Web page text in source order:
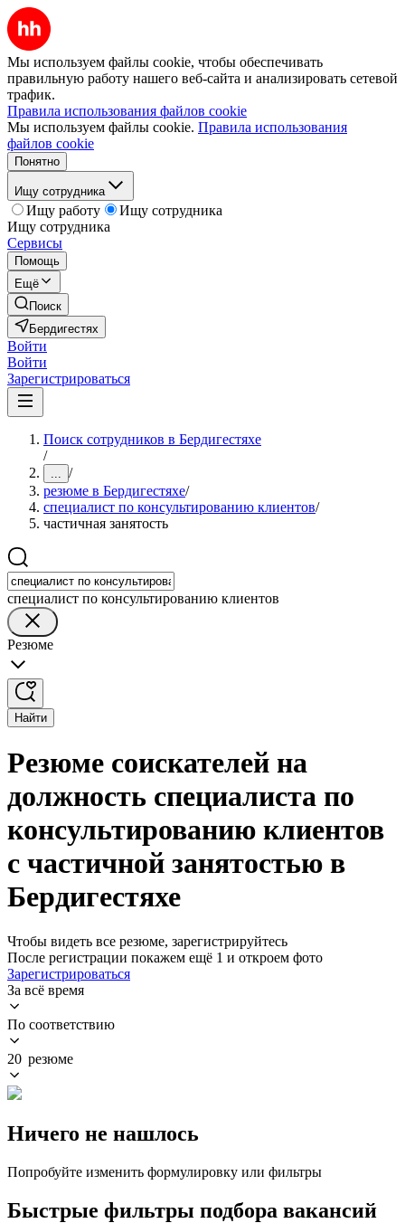
Мы используем файлы cookie, чтобы обеспечивать
правильную работу нашего веб-сайта и анализировать сетевой
трафик.
Правила использования файлов cookie
Мы используем файлы cookie. Правила использования
файлов cookie
Понятно
Ищу сотрудника
Ищу работу
Ищу сотрудника
Ищу сотрудника
Сервисы
Помощь
Ещё
Поиск
Бердигестях
Войти
Войти
Зарегистрироваться
Поиск сотрудников в Бердигестяхе
/
... /
резюме в Бердигестяхе/
специалист по консультированию клиентов/
частичная занятость
специалист по консультированию клиентов
Резюме
Найти
Резюме соискателей на
должность специалиста по
консультированию клиентов
с частичной занятостью в
Бердигестяхе
Чтобы видеть все резюме, зарегистрируйтесь
После регистрации покажем ещё 1 и откроем фото
Зарегистрироваться
За всё время
По соответствию
20 резюме
Ничего не нашлось
Попробуйте изменить формулировку или фильтры
Быстрые фильтры подбора вакансий